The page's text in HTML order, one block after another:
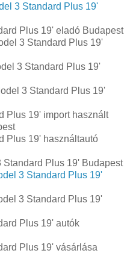
3 Standard Plus 19'
Plus 19' eladó Budapest
3 Standard Plus 19'
3 Standard Plus 19'
3 Standard Plus 19'
Plus 19' import használt
Plus 19' használtautó
Standard Plus 19' Budapest
3 Standard Plus 19'
3 Standard Plus 19'
Plus 19' autók
Plus 19' vásárlása